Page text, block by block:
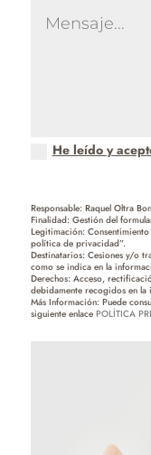
He leído y
Responsable: Raquel Oltra
Finalidad: Gestión del
Legitimación:
política de privacidad”.
Destinatarios: Cesiones y/o
como se indica en la
Derechos: Acceso,
debidamente recogidos en
Más Información: Puede
siguiente enlace POLÍTICA